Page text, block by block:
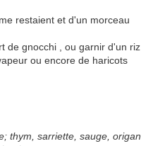
restaient et d'un morceau
de gnocchi , ou garnir d'un riz
ou encore de haricots
thym, sarriette, sauge, origan